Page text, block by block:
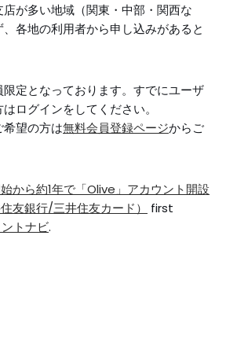
が多い地域（関東・中部・関西な
各地の利用者から申し込みがあると
定となっております。すでにユーザ
ログインをしてください。
望の方は無料会員登録ページからご
から約1年で「Olive」アカウント開設
友銀行/三井住友カード）
first
トナビ.